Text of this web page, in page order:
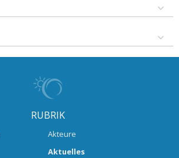
RUBRIK
Akteure
Aktuelles